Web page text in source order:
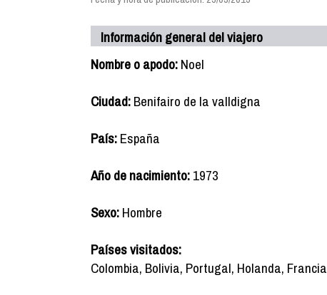
Información general del viajero
Nombre o apodo:Noel
Ciudad:Benifairo de la valldigna
País:España
Año de nacimiento:1973
Sexo:Hombre
Países visitados:
Colombia, Bolivia, Portugal, Holanda, Francia